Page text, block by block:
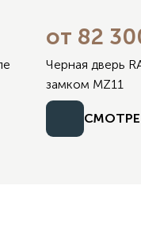
от 82
Черная дверь
замком MZ11